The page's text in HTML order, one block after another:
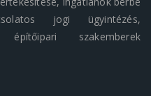
jogi ügyintézés,
építőipari szakemberek